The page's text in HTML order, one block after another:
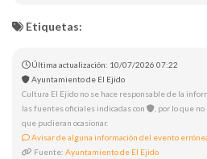
Etiquetas:
Última actualización: 10/07/2026 07:22
Ayuntamiento de El Ejido
Cultura El Ejido no se hace responsable de la
las fuentes oficiales indicadas con
, por lo que
que pudieran ocasionar.
Avisar de alguna información del evento
Fuente: Ayuntamiento de El Ejido